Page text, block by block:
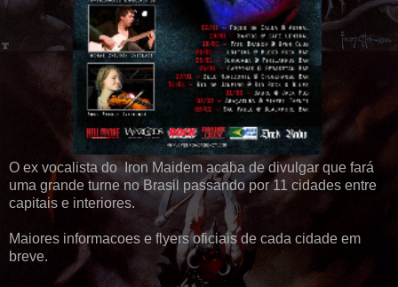
O ex vocalista do Iron Maidem acaba de divulgar que fará
uma grande turne no Brasil passando por 11 cidades entre
capitais e interiores.
Maiores informacoes e flyers oficiais de cada cidade em
breve.